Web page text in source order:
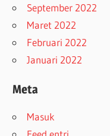
September 2022
Maret 2022
Februari 2022
Januari 2022
Meta
Masuk